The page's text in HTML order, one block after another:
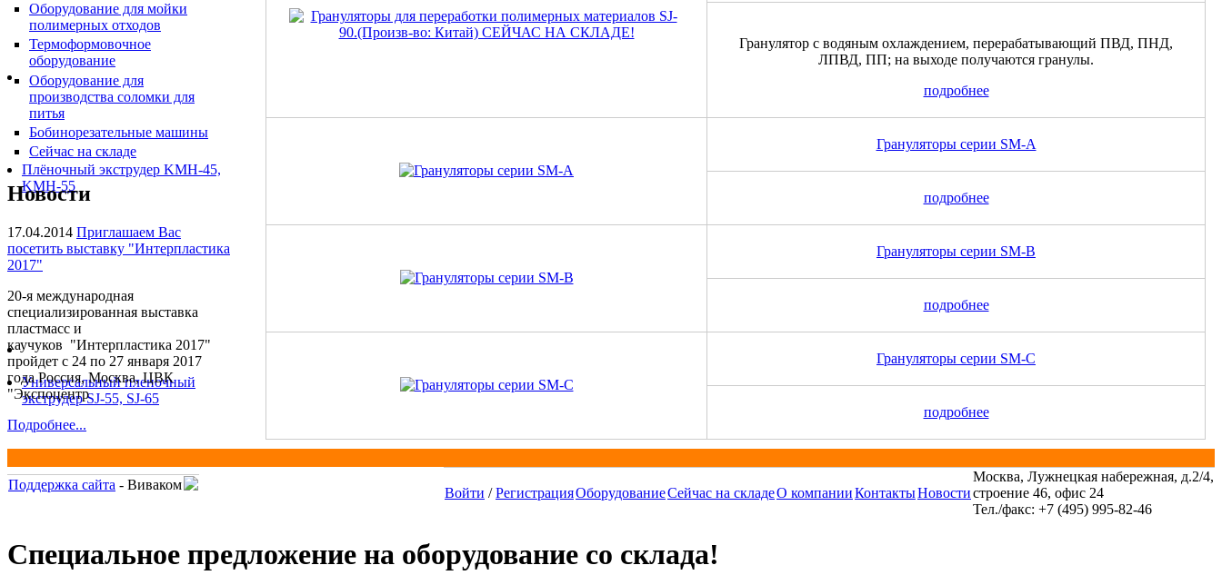
Плёночный экструдер KMH-45,
KMH-55
Универсальный пленочный
экструдер SJ-55, SJ-65
Оборудование для мойки
полимерных отходов
Термоформовочное
оборудование
Оборудование для
производства соломки для
питья
Бобинорезательные машины
Сейчас на складе
Новости
17.04.2014 Приглашаем Вас
посетить выставку "Интерпластика
2017"
20-я международная
специализированная выставка
пластмасс и
каучуков "Интерпластика 2017"
пройдет с 24 по 27 января 2017
года Россия, Москва, ЦВК
"Экспоцентр
Подробнее...
Гранулятор с водяным охлаждением, перерабатывающий ПВД, ПНД,
ЛПВД, ПП; на выходе получаются гранулы.
подробнее
Грануляторы серии SM-A
подробнее
Грануляторы серии SM-B
подробнее
Грануляторы серии SM-C
подробнее
Поддержка сайта - Виваком
Войти /РегистрацияОборудованиеСейчас на складеО компанииКонтактыНовости
Москва, Лужнецкая набережная, д.2/4,
строение 46, офис 24
Тел./факс: +7 (495) 995-82-46
Специальное предложение на оборудование со склада!